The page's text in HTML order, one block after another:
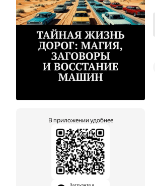
В приложении удобнее